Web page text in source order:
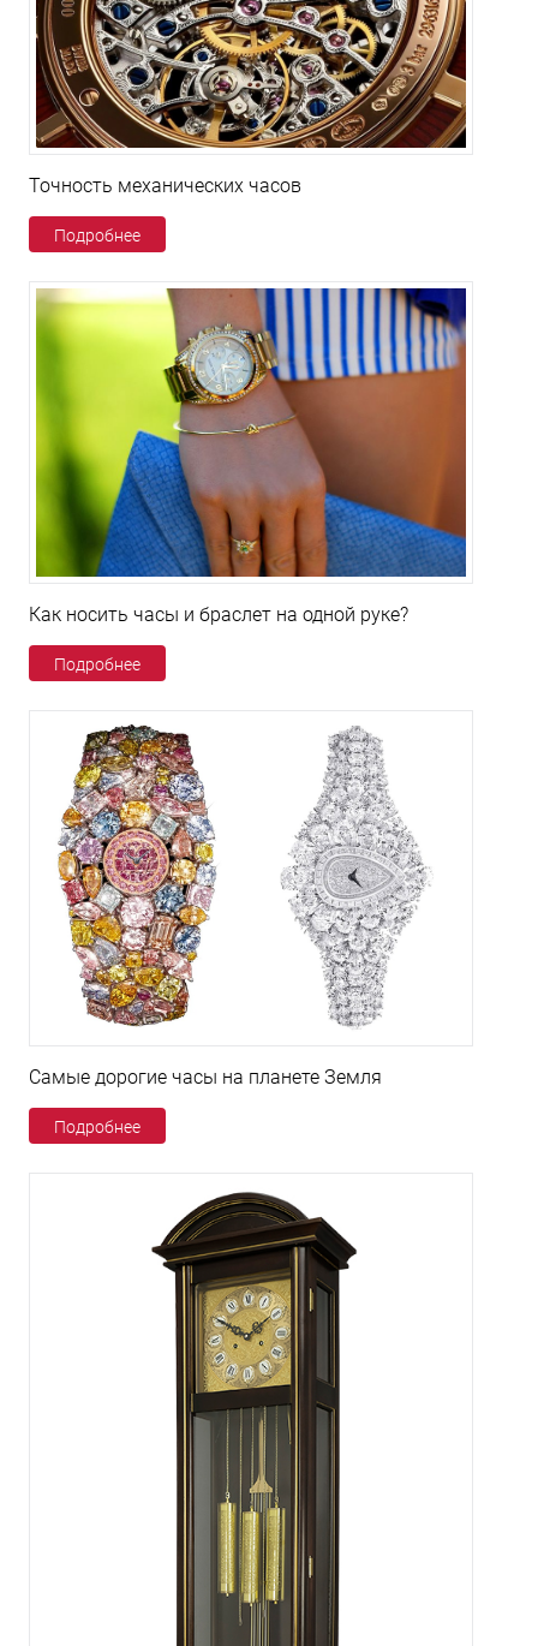
Точность механических часов
Подробнее
Как носить часы и браслет на одной руке?
Подробнее
Самые дорогие часы на планете Земля
Подробнее